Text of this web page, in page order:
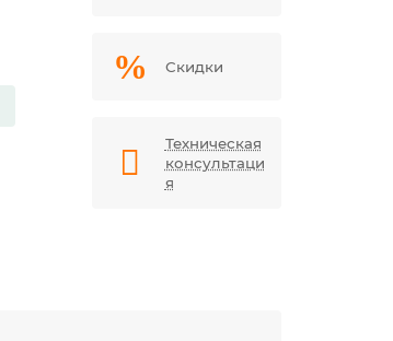
Скидки
Техническая
консультаци
я